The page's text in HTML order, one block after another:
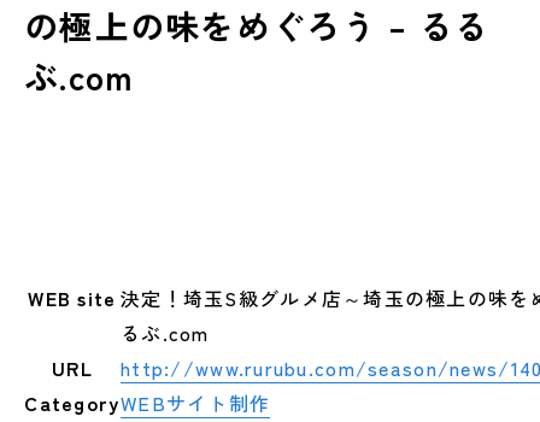
の極上の味をめぐろう – るる
ぶ.com
WEB site 決定！埼玉S級グルメ店～埼玉の極上の味
るぶ.com
URL
http://www.rurubu.com/season/news/
CategoryWEBサイト制作